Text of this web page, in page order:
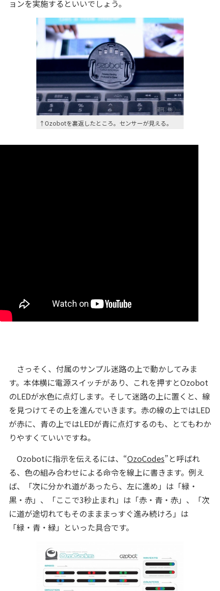
ョンを実施するといいでしょう。
↑Ozobotを裏返したところ。センサーが見える。
さっそく、付属のサンプル迷路の上で動かしてみま
す。本体横に電源スイッチがあり、これを押すとOzobot
のLEDが水色に点灯します。そして迷路の上に置くと、線
を見つけてその上を進んでいきます。赤の線の上ではLED
が赤に、青の上ではLEDが青に点灯するのも、とてもわか
りやすくていいですね。
Ozobotに指示を伝えるには、“OzoCodes”と呼ばれ
る、色の組み合わせによる命令を線上に書きます。例え
ば、「次に分かれ道があったら、左に進め」は「緑・
黒・赤」、「ここで3秒止まれ」は「赤・青・赤」、「次
に道が途切れてもそのまままっすぐ進み続けろ」は
「緑・青・緑」といった具合です。